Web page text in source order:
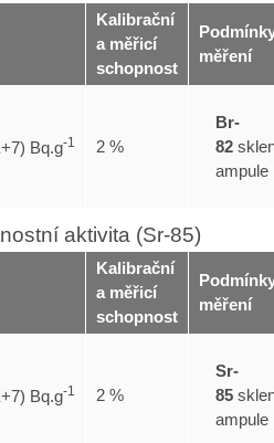
Kalibrační
a měřicí
schopnost
měření
Bq.g-1 2 %
Br-
82
ampule
aktivita (Sr-85)
Kalibrační
a měřicí
schopnost
měření
Bq.g-1 2 %
Sr-
85
ampule